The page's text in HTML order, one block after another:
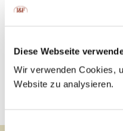
Diese Webseite
Wir verwenden Cookies,
Website zu analysieren.
Einwilligungsauswahl
Kontaktieren
+423 237 58 58